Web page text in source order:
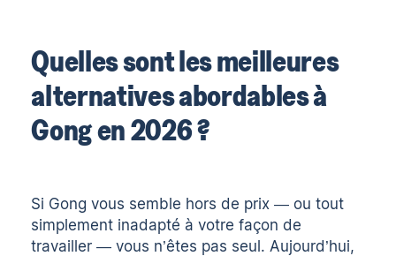
Quelles sont les meilleures
alternatives abordables à
Gong en 2026 ?
Si Gong vous semble hors de prix — ou tout
simplement inadapté à votre façon de
travailler — vous n’êtes pas seul. Aujourd’hui,